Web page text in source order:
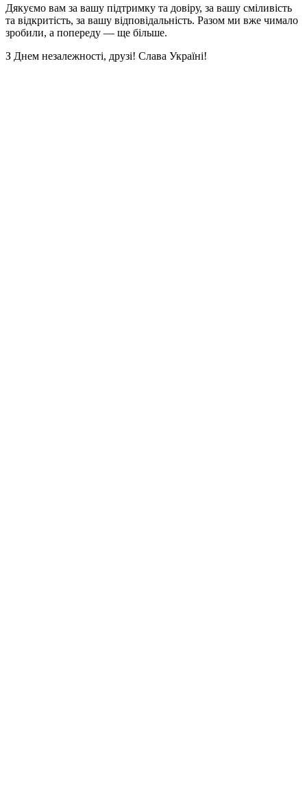
Дякуємо вам за вашу підтримку та довіру, за вашу сміливість
та відкритість, за вашу відповідальність. Разом ми вже чимало
зробили, а попереду — ще більше.
З Днем незалежності, друзі! Слава Україні!